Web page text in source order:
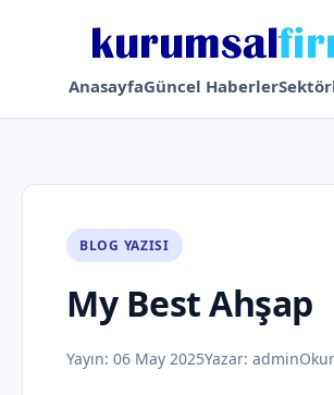
AnasayfaGüncel Haberler
BLOG YAZISI
My Best Ahşap
Yayın: 06 May 2025Yazar: admin